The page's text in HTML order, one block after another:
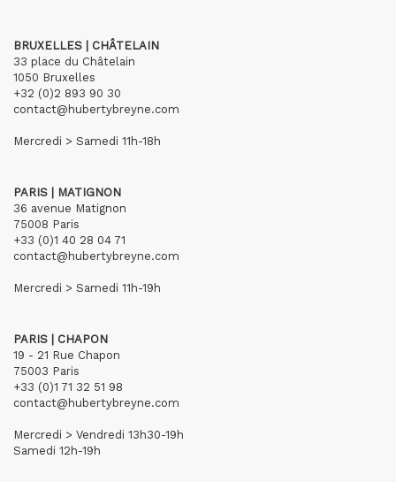
BRUXELLES | CHÂTELAIN
33 place du Châtelain
1050 Bruxelles
+32 (0)2 893 90 30
contact@hubertybreyne.com
Mercredi > Samedi 11h-18h
PARIS | MATIGNON
36 avenue Matignon
75008 Paris
+33 (0)1 40 28 04 71
contact@hubertybreyne.com
Mercredi > Samedi 11h-19h
PARIS | CHAPON
19 - 21 Rue Chapon
75003 Paris
+33 (0)1 71 32 51 98
contact@hubertybreyne.com
Mercredi > Vendredi 13h30-19h
Samedi 12h-19h